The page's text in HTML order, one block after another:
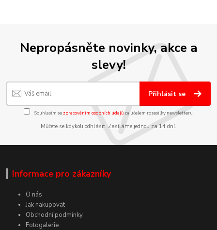
Nepropásněte novinky, akce a
slevy!
Přihlásit se
Souhlasím se zpracováním osobních údajůza účelem rozesílky newsletteru.
Můžete se kdykoli odhlásit. Zasíláme jednou za 14 dní.
Informace pro zákazníky
O nás
Jak nakupovat
Obchodní podmínky
Fotogalerie